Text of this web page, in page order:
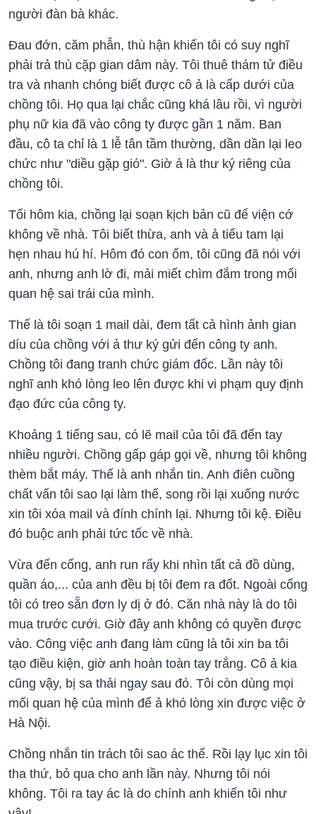
người đàn bà khác.
Đau đớn, căm phẫn, thù hận khiến tôi có suy nghĩ
phải trả thù cặp gian dâm này. Tôi thuê thám tử điều
tra và nhanh chóng biết được cô ả là cấp dưới của
chồng tôi. Họ qua lại chắc cũng khá lâu rồi, vì người
phụ nữ kia đã vào công ty được gần 1 năm. Ban
đầu, cô ta chỉ là 1 lễ tân tầm thường, dần dần lại leo
chức như "diều gặp gió". Giờ ả là thư ký riêng của
chồng tôi.
Tối hôm kia, chồng lại soạn kịch bản cũ để viện cớ
không về nhà. Tôi biết thừa, anh và ả tiểu tam lại
hẹn nhau hú hí. Hôm đó con ốm, tôi cũng đã nói với
anh, nhưng anh lờ đi, mải miết chìm đắm trong mối
quan hệ sai trái của mình.
Thế là tôi soạn 1 mail dài, đem tất cả hình ảnh gian
díu của chồng với ả thư ký gửi đến công ty anh.
Chồng tôi đang tranh chức giám đốc. Lần này tôi
nghĩ anh khó lòng leo lên được khi vi phạm quy định
đạo đức của công ty.
Khoảng 1 tiếng sau, có lẽ mail của tôi đã đến tay
nhiều người. Chồng gấp gáp gọi về, nhưng tôi không
thèm bắt máy. Thế là anh nhắn tin. Anh điên cuồng
chất vấn tôi sao lại làm thế, song rồi lại xuống nước
xin tôi xóa mail và đính chính lại. Nhưng tôi kệ. Điều
đó buộc anh phải tức tốc về nhà.
Vừa đến cổng, anh run rẩy khi nhìn tất cả đồ dùng,
quần áo,... của anh đều bị tôi đem ra đốt. Ngoài cổng
tôi có treo sẵn đơn ly dị ở đó. Căn nhà này là do tôi
mua trước cưới. Giờ đây anh không có quyền được
vào. Công việc anh đang làm cũng là tôi xin ba tôi
tạo điều kiện, giờ anh hoàn toàn tay trắng. Cô ả kia
cũng vậy, bị sa thải ngay sau đó. Tôi còn dùng mọi
mối quan hệ của mình để ả khó lòng xin được việc ở
Hà Nội.
Chồng nhắn tin trách tôi sao ác thế. Rồi lạy lục xin tôi
tha thứ, bỏ qua cho anh lần này. Nhưng tôi nói
không. Tôi ra tay ác là do chính anh khiến tôi như